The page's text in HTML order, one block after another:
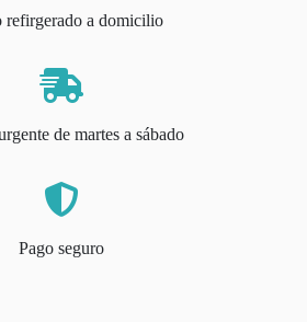
refirgerado a domicilio
de martes a sábado
Pago seguro